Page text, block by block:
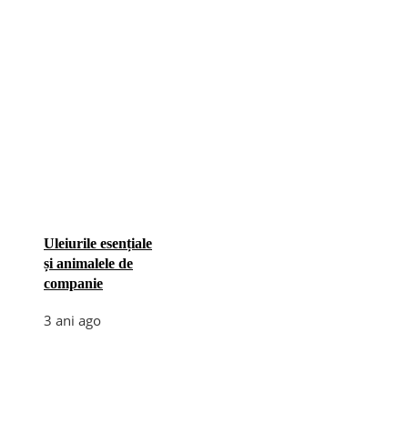
Uleiurile esențiale
și animalele de
companie
3 ani ago